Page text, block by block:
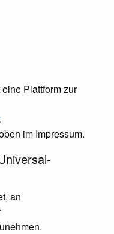
Plattform zur
.
im Impressum.
an